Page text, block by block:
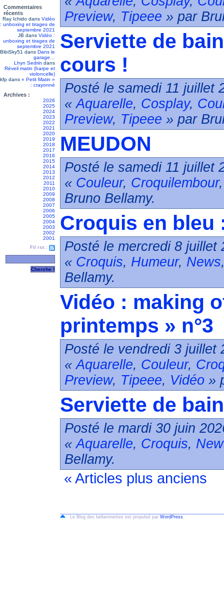
Commentaires
récents
Ray Ichido dans Vidéo
: unboxing et tirages de
septembre 2021
JB dans Vidéo :
unboxing et tirages de
septembre 2021
BibiSky51 dans Dans le
garage…
Lhyn Sedrin dans
Réveil matin (harpe et
violoncelle)
kfp dans « Petit Matin »
: crayonné
Archives :
2026
2025
2024
2023
2022
2021
2020
2019
2018
2017
2016
2015
2014
2013
2012
2011
2010
2009
2008
2007
2006
2005
2004
2003
2002
2001
Fil rss :
Preview, Tipeee » par
Serviette de
cours !
Posté le samedi 11 juillet
«Aquarelle, Cosplay,
Preview, Tipeee » par
MEUDON
Posté le samedi 11 juillet
« Couleur, Croquilembour
Bruno Bellamy.
Croquis en bleu
Posté le mercredi 8 juillet
« Croquis, Humeur, News
Bellamy.
Vidéo : making
printemps » n°3
Posté le vendredi 3 juillet
«Aquarelle, Couleur,
Preview, Tipeee, Vidéo »
Serviette de
Posté le mardi 30 juin
«Aquarelle, Croquis,
Bellamy.
« Articles plus anciens
Le Blog des bellaminettes est propulsé par WordPress.